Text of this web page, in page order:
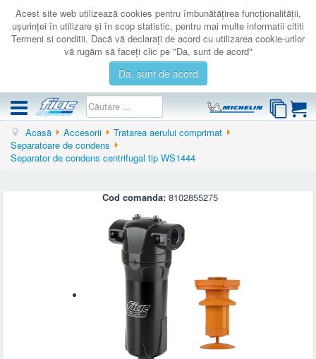
Acest site web utilizează cookies pentru îmbunătăţirea funcţionalităţii,
uşurinţei în utilizare şi în scop statistic, pentru mai multe informatii cititi
Termeni si conditii. Dacă vă declaraţi de acord cu utilizarea cookie-urilor
vă rugăm să faceţi clic pe "Da, sunt de acord"
Da, sunt de acord
COMPRESOARE
ACCESORII
AUTENTIFICARE
Acasă Accesorii
Tratarea aerului comprimat
Separatoare de condens
Separator de condens centrifugal tip WS1444
Cod comanda: 8102855275